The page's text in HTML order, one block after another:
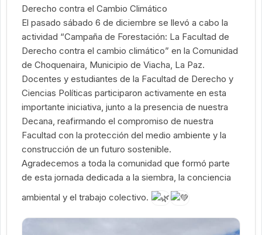
Derecho contra el Cambio Climático
El pasado sábado 6 de diciembre se llevó a cabo la
actividad “Campaña de Forestación: La Facultad de
Derecho contra el cambio climático” en la Comunidad
de Choquenaira, Municipio de Viacha, La Paz.
Docentes y estudiantes de la Facultad de Derecho y
Ciencias Políticas participaron activamente en esta
importante iniciativa, junto a la presencia de nuestra
Decana, reafirmando el compromiso de nuestra
Facultad con la protección del medio ambiente y la
construcción de un futuro sostenible.
Agradecemos a toda la comunidad que formó parte
de esta jornada dedicada a la siembra, la conciencia
ambiental y el trabajo colectivo.